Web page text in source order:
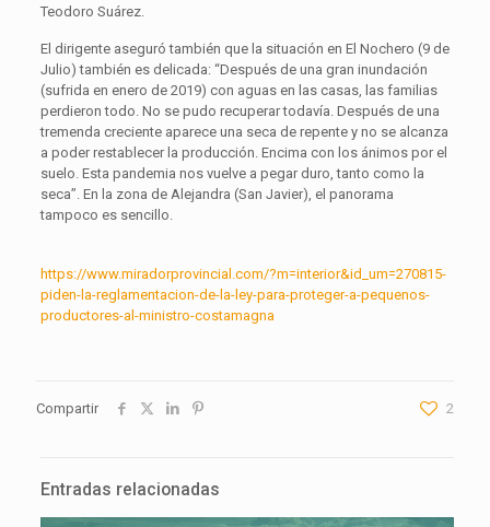
Teodoro Suárez.
El dirigente aseguró también que la situación en El Nochero (9 de
Julio) también es delicada: “Después de una gran inundación
(sufrida en enero de 2019) con aguas en las casas, las familias
perdieron todo. No se pudo recuperar todavía. Después de una
tremenda creciente aparece una seca de repente y no se alcanza
a poder restablecer la producción. Encima con los ánimos por el
suelo. Esta pandemia nos vuelve a pegar duro, tanto como la
seca”. En la zona de Alejandra (San Javier), el panorama
tampoco es sencillo.
https://www.miradorprovincial.com/?m=interior&id_um=270815-
piden-la-reglamentacion-de-la-ley-para-proteger-a-pequenos-
productores-al-ministro-costamagna
Compartir 2
Entradas relacionadas